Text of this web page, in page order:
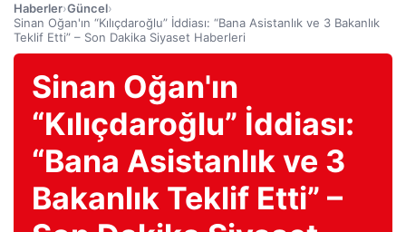
Haberler›Güncel›
Sinan Oğan'ın “Kılıçdaroğlu” İddiası: “Bana Asistanlık ve 3 Bakanlık
Teklif Etti” – Son Dakika Siyaset Haberleri
Sinan Oğan'ın
“Kılıçdaroğlu” İddiası:
“Bana Asistanlık ve 3
Bakanlık Teklif Etti” –